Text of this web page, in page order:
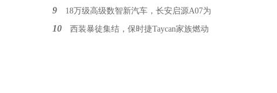
9 18万级高级数智新汽车，长安启源A07为
10 西装暴徒集结，保时捷Taycan家族燃动